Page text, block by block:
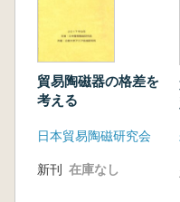
北陸地方の様相
古墳殉葬馬再論
馬飼育集団の集落
長野県出土の5～
半島の積石塚と
(長野県内における
ポスターセッショ
貿易陶磁器の格差を
考える
日本貿易陶磁研究会
新刊 在庫なし